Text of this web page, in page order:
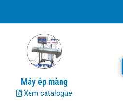
Máy ép màng
Xem catalogue